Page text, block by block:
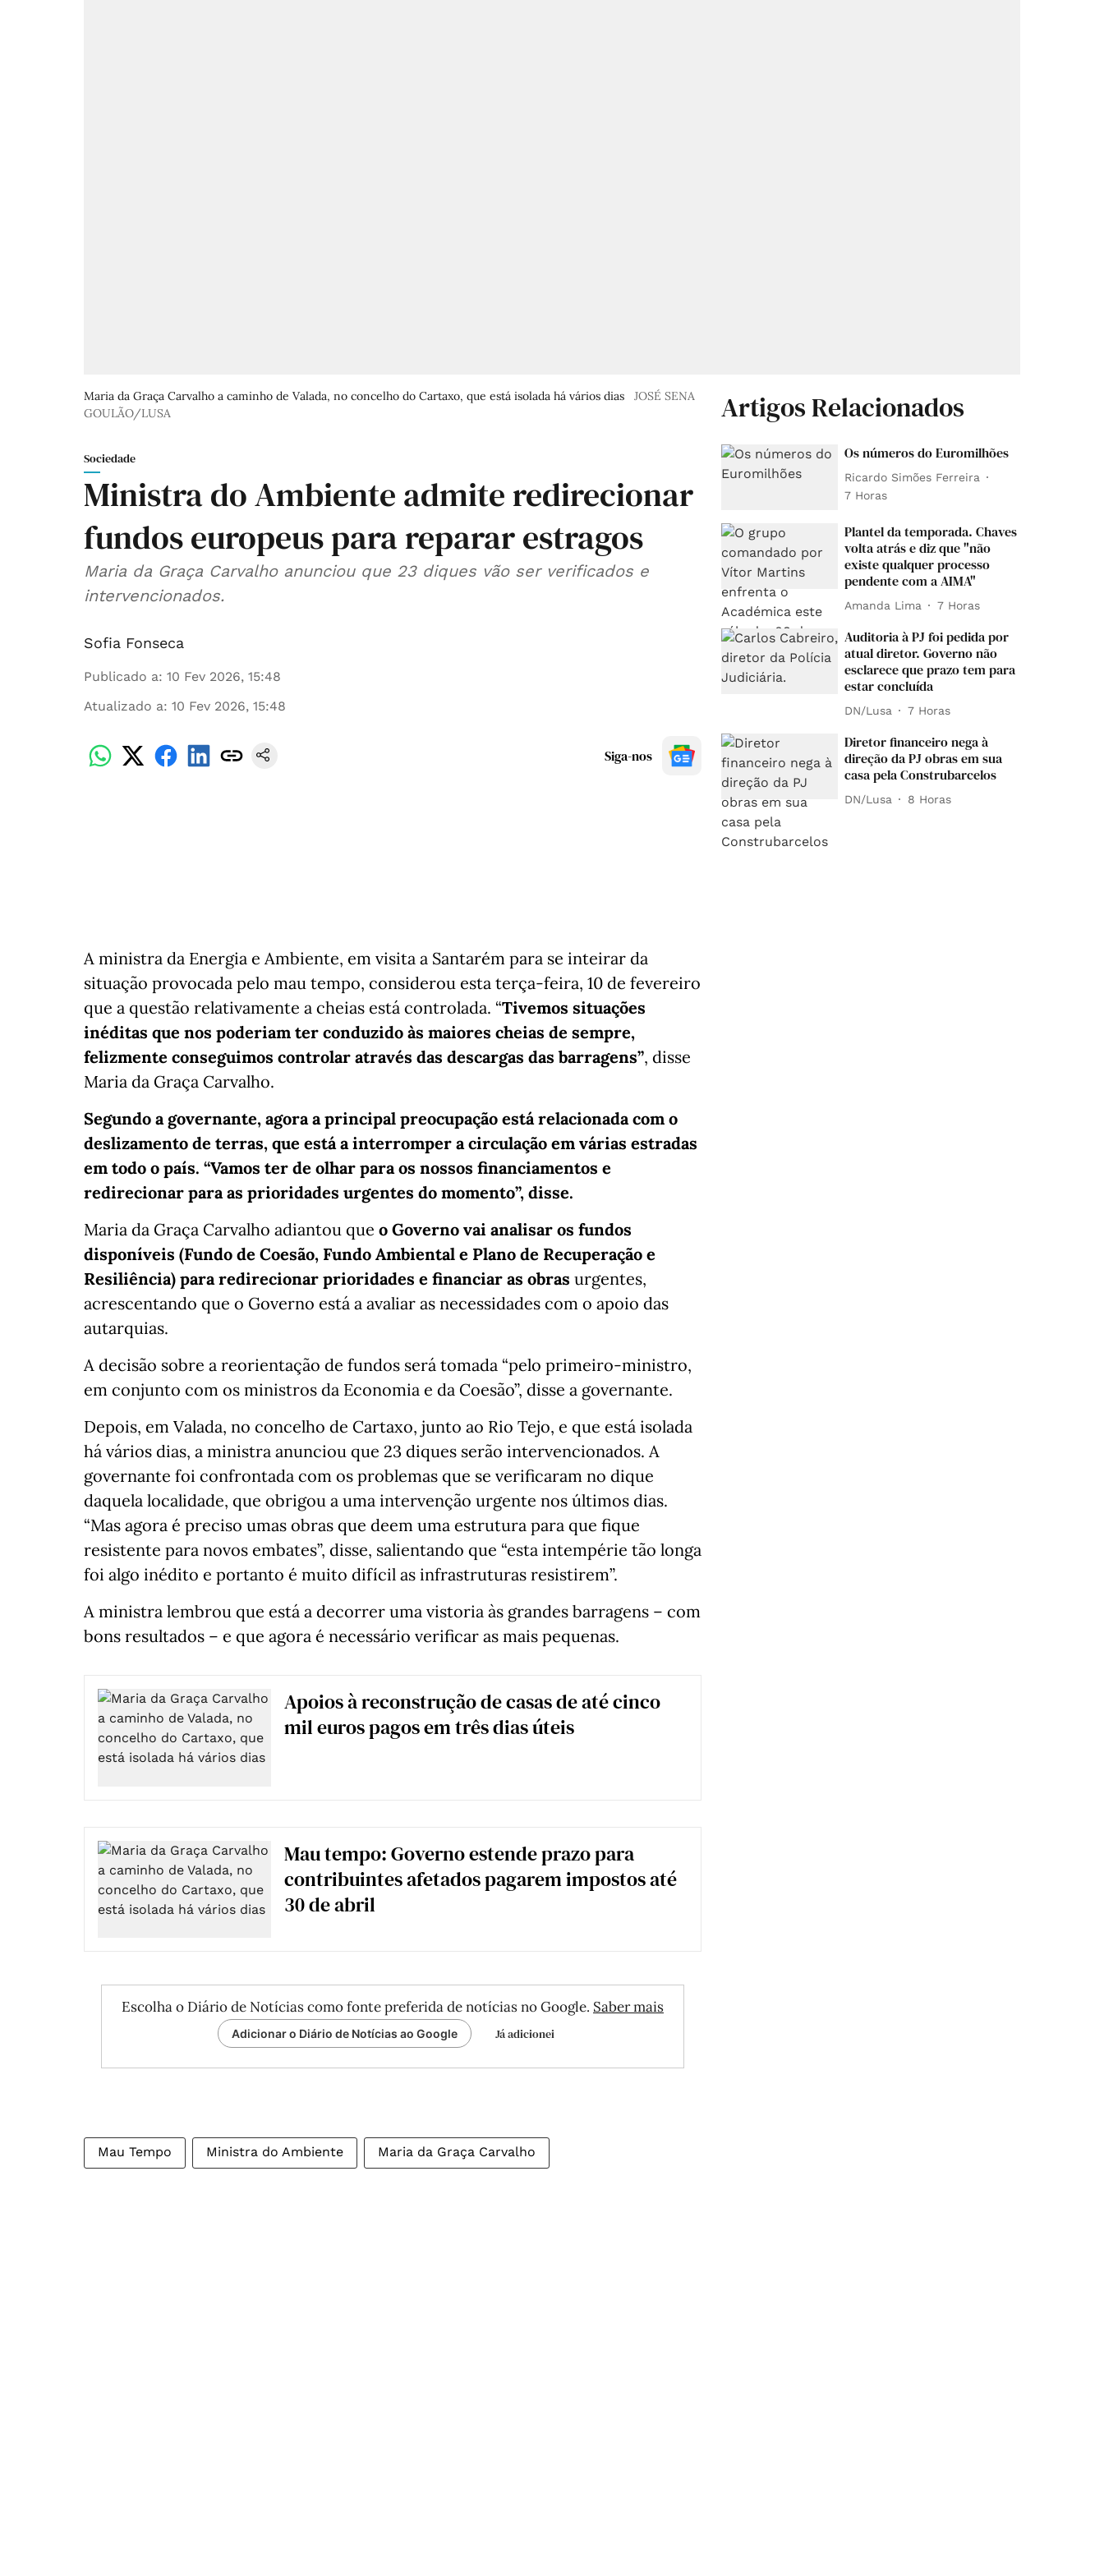
Maria da Graça Carvalho a caminho de Valada, no concelho do Cartaxo, que está isolada há vários dias
JOSÉ SENA
GOULÃO/LUSA
Sociedade
Ministra do Ambiente admite redirecionar
fundos europeus para reparar estragos
Maria da Graça Carvalho anunciou que 23 diques vão ser verificados e
intervencionados.
Sofia Fonseca
Publicado a: 10 Fev 2026, 15:48
Atualizado a: 10 Fev 2026, 15:48
Siga-nos
A ministra da Energia e Ambiente, em visita a Santarém para se inteirar da
situação provocada pelo mau tempo, considerou esta terça-feira, 10 de fevereiro
que a questão relativamente a cheias está controlada. “Tivemos situações
inéditas que nos poderiam ter conduzido às maiores cheias de sempre,
felizmente conseguimos controlar através das descargas das barragens”, disse
Maria da Graça Carvalho.
Segundo a governante, agora a principal preocupação está relacionada com o
deslizamento de terras, que está a interromper a circulação em várias estradas
em todo o país. “Vamos ter de olhar para os nossos financiamentos e
redirecionar para as prioridades urgentes do momento”, disse.
Maria da Graça Carvalho adiantou que o Governo vai analisar os fundos
disponíveis (Fundo de Coesão, Fundo Ambiental e Plano de Recuperação e
Resiliência) para redirecionar prioridades e financiar as obras urgentes,
acrescentando que o Governo está a avaliar as necessidades com o apoio das
autarquias.
A decisão sobre a reorientação de fundos será tomada “pelo primeiro-ministro,
em conjunto com os ministros da Economia e da Coesão”, disse a governante.
Depois, em Valada, no concelho de Cartaxo, junto ao Rio Tejo, e que está isolada
há vários dias, a ministra anunciou que 23 diques serão intervencionados. A
governante foi confrontada com os problemas que se verificaram no dique
daquela localidade, que obrigou a uma intervenção urgente nos últimos dias.
“Mas agora é preciso umas obras que deem uma estrutura para que fique
resistente para novos embates”, disse, salientando que “esta intempérie tão longa
foi algo inédito e portanto é muito difícil as infrastruturas resistirem”.
A ministra lembrou que está a decorrer uma vistoria às grandes barragens – com
bons resultados – e que agora é necessário verificar as mais pequenas.
Apoios à reconstrução de casas de até cinco
mil euros pagos em três dias úteis
Mau tempo: Governo estende prazo para
contribuintes afetados pagarem impostos até
30 de abril
Escolha o Diário de Notícias como fonte preferida de notícias no Google. Saber mais
Adicionar o Diário de Notícias ao Google Já adicionei
Mau Tempo Ministra do Ambiente Maria da Graça Carvalho
Artigos Relacionados
Os números do Euromilhões
Ricardo Simões Ferreira
7 Horas
Plantel da temporada. Chaves
volta atrás e diz que "não
existe qualquer processo
pendente com a AIMA"
Amanda Lima 7 Horas
Auditoria à PJ foi pedida por
atual diretor. Governo não
esclarece que prazo tem para
estar concluída
DN/Lusa 7 Horas
Diretor financeiro nega à
direção da PJ obras em sua
casa pela Construbarcelos
DN/Lusa 8 Horas